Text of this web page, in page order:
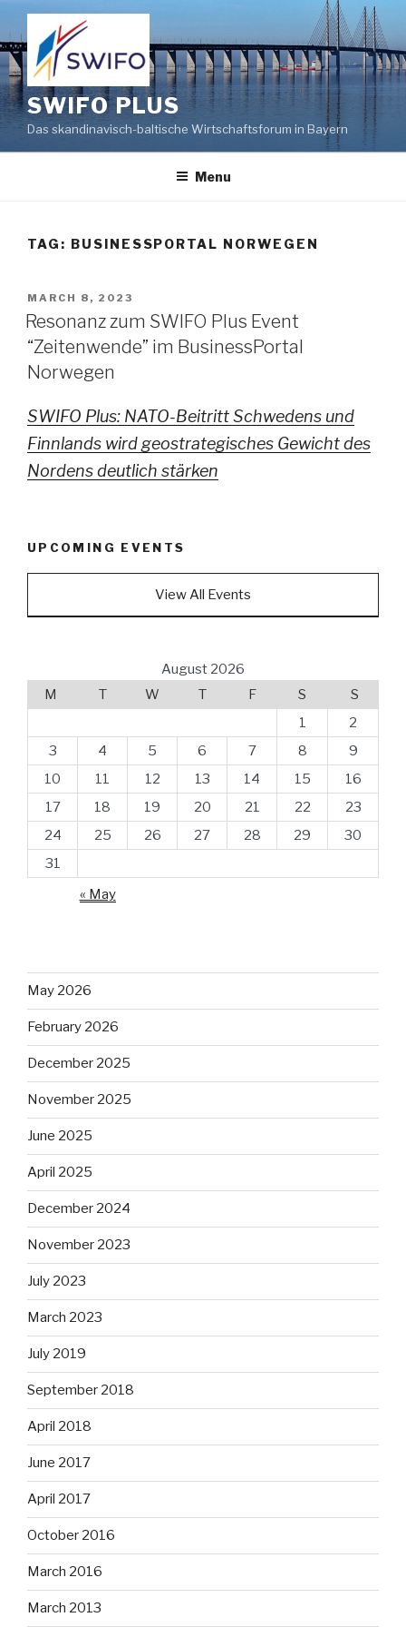
to
content
SWIFO PLUS
Das skandinavisch-baltische Wirtschaftsforum in Bayern
Menu
TAG: BUSINESSPORTAL NORWEGEN
POSTED
ON
MARCH 8, 2023
Resonanz zum SWIFO Plus Event
“Zeitenwende” im BusinessPortal
Norwegen
SWIFO Plus: NATO-Beitritt Schwedens und
Finnlands wird geostrategisches Gewicht des
Nordens deutlich stärken
UPCOMING EVENTS
View All Events
August 2026
M
T W T F S
S
1
2
3
4 5 6 7 8
9
10
11 12 13 14 15
16
17
18 19 20 21 22
23
24
25 26 27 28 29
30
31
« May
May 2026
February 2026
December 2025
November 2025
June 2025
April 2025
December 2024
November 2023
July 2023
March 2023
July 2019
September 2018
April 2018
June 2017
April 2017
October 2016
March 2016
March 2013